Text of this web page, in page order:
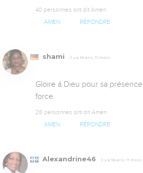
40 personnes ont dit Amen
AMEN RÉPONDRE
shami Il y a 16 ans, 11 mois
Gloire á Dieu pour sa
force.
28 personnes ont dit Amen
AMEN RÉPONDRE
Alexandrine46 Il y a 16 ans, 11 mois